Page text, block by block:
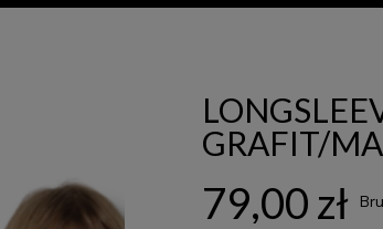
GRAFIT/
79,00 zł